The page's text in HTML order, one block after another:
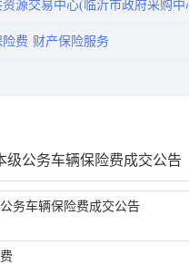
资源交易中心(临沂市政府采购
费 财产保险服务
级公务车辆保险费成交公告
务车辆保险费成交公告